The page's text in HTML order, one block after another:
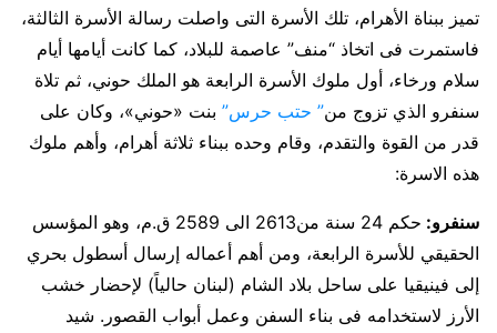
تميز ببناة الأهرام، تلك الأسرة التى واصلت رسالة الأسرة الثالثة،
فاستمرت فى اتخاذ “منف” عاصمة للبلاد، كما كانت أيامها أيام
سلام ورخاء، أول ملوك الأسرة الرابعة هو الملك حوني، ثم تلاة
سنفرو الذي تزوج من” حتب حرس” بنت «حوني»، وكان على
قدر من القوة والتقدم، وقام وحده ببناء ثلاثة أهرام، وأهم ملوك
هذه الاسرة:
سنفرو:
حكم 24 سنة من2613 الى 2589 ق.م، وهو المؤسس
الحقيقي للأسرة الرابعة، ومن أهم أعماله إرسال أسطول بحري
إلى فينيقيا على ساحل بلاد الشام (لبنان حالياً) لإحضار خشب
الأرز لاستخدامه فى بناء السفن وعمل أبواب القصور. شيد